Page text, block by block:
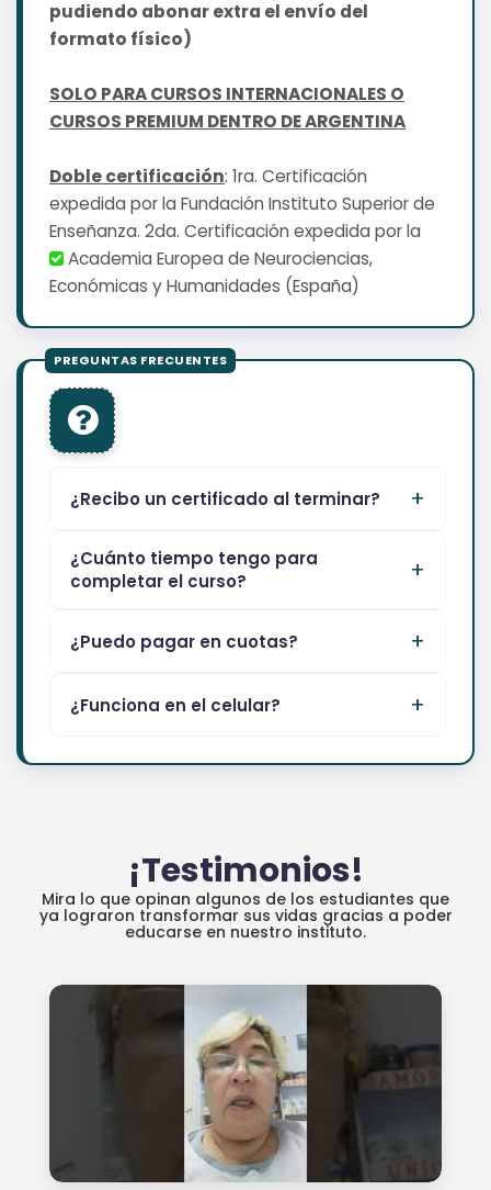
pudiendo abonar extra el envío del
formato físico)
SOLO PARA CURSOS INTERNACIONALES O
CURSOS PREMIUM DENTRO DE ARGENTINA
Doble certificación: 1ra. Certificación
expedida por la Fundación Instituto Superior de
Enseñanza. 2da. Certificación expedida por la
Academia Europea de Neurociencias,
Económicas y Humanidades (España)
¿Recibo un certificado al terminar?
¿Cuánto tiempo tengo para
completar el curso?
¿Puedo pagar en cuotas?
¿Funciona en el celular?
¡Testimonios!
Mira lo que opinan algunos de los estudiantes que
ya lograron transformar sus vidas gracias a poder
educarse en nuestro instituto.